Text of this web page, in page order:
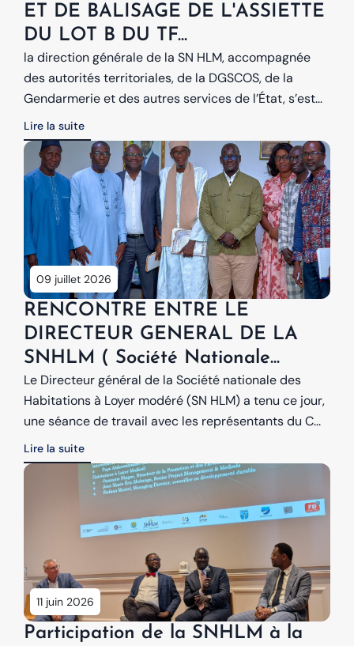
ET DE BALISAGE DE L'ASSIETTE
DU LOT B DU TF...
la direction générale de la SN HLM, accompagnée
des autorités territoriales, de la DGSCOS, de la
Gendarmerie et des autres services de l’État, s’est...
Lire la suite
09 juillet 2026
RENCONTRE ENTRE LE
DIRECTEUR GENERAL DE LA
SNHLM ( Société Nationale...
Le Directeur général de la Société nationale des
Habitations à Loyer modéré (SN HLM) a tenu ce jour,
une séance de travail avec les représentants du C...
Lire la suite
11 juin 2026
Participation de la SNHLM à la